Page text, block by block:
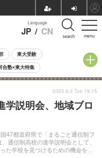
menu
Language
JP / CN search
東大受験
合塾×東大特集
験 小学校受験
人気記事
中学生向け）
学説明会、地域ブロ
47都道府県で「まるごと通信制フ
通信制高校の進学説明会として、
た学校を見つけるための機会を提
2025.6.3 Tue 19:15